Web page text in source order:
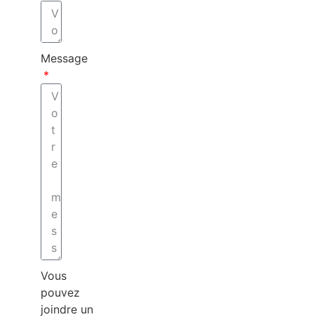
Message
Vous
pouvez
joindre un